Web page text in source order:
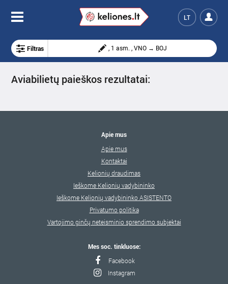
LT
Filtras , 1 asm. , VNO → BOJ
Aviabilietų paieškos rezultatai:
Apie mus
Apie mus
Kontaktai
Kelionių draudimas
Ieškome Kelionių vadybininko
Ieškome Kelionių vadybininko ASISTENTO
Privatumo politika
Vartojimo ginčų neteisminio sprendimo subjektai
Mes soc. tinkluose:
Facebook
Instagram